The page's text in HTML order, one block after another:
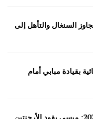
السنغال والتأهل إلى
بقيادة مبابي أمام